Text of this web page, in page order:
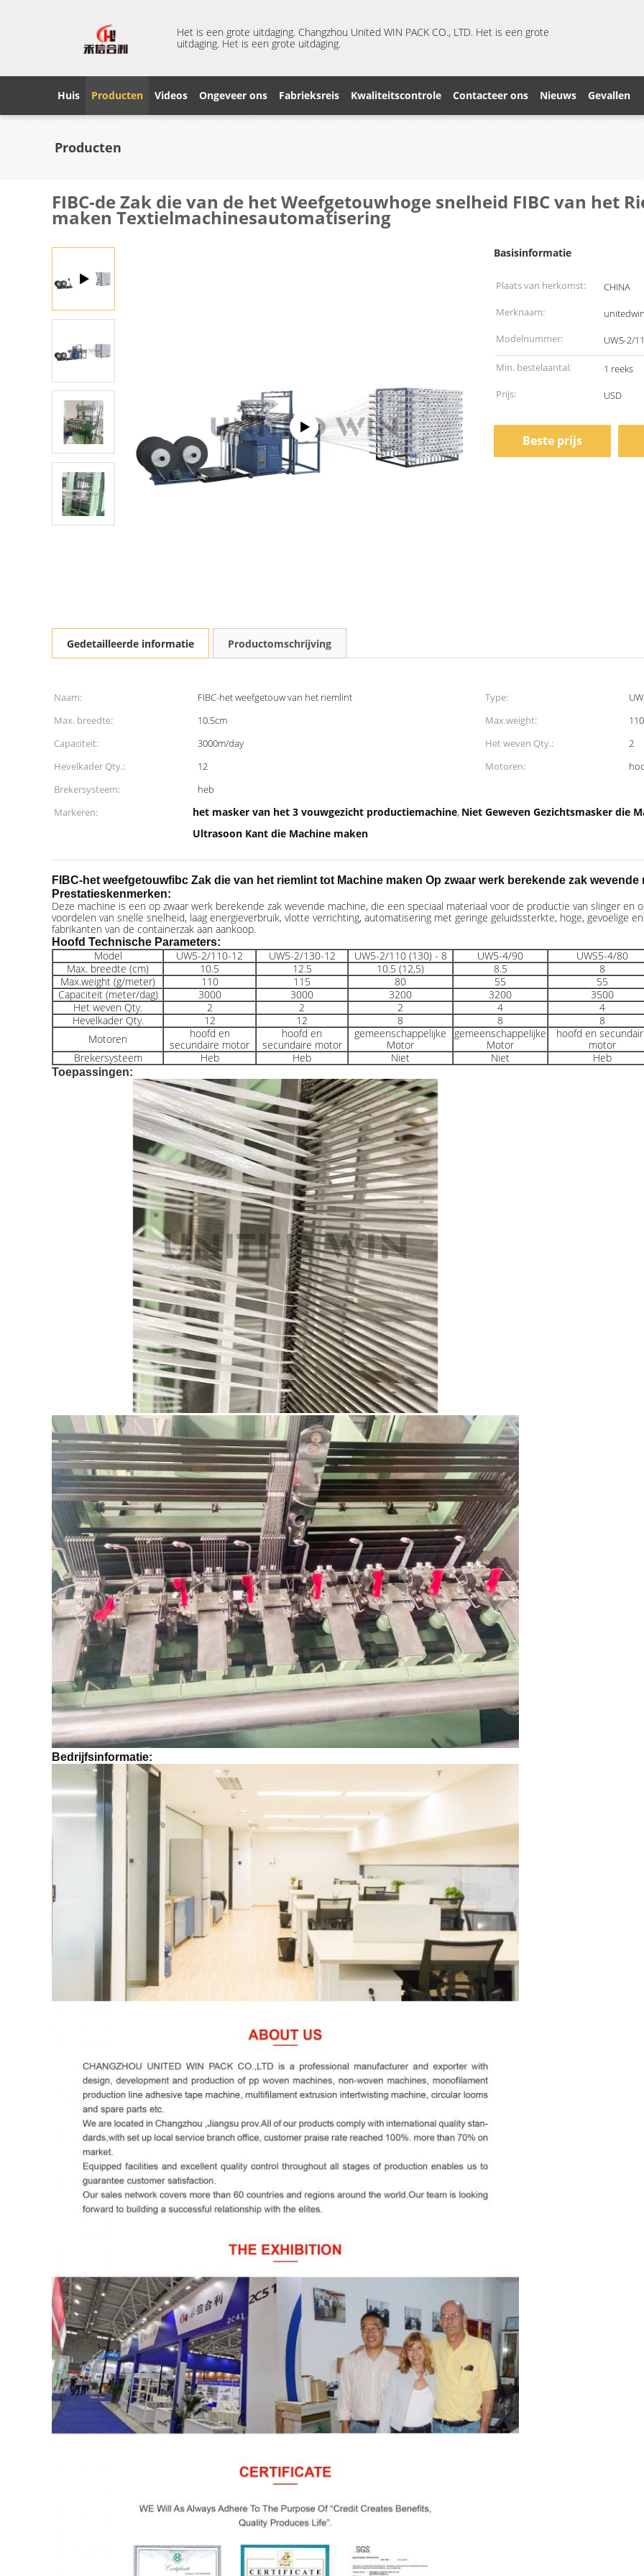
Het is een grote uitdaging. Changzhou United WIN PACK CO., LTD. Het is een grote
uitdaging. Het is een grote uitdaging.
Huis Producten Videos Ongeveer ons Fabrieksreis Kwaliteitscontrole Contacteer ons Nieuws Gevallen
Producten
FIBC-de Zak die van de het Weefgetouwhoge snelheid FIBC van het
maken Textielmachinesautomatisering
Basisinformatie
Plaats van herkomst:
CHINA
Merknaam:
Modelnummer:
UW5-2/
Min. bestelaantal:
1 reeks
Prijs:
USD
Beste prijs
Gedetailleerde informatie Productomschrijving
Naam: FIBC-het weefgetouw van het riemlint Type:
Max. breedte:
10.5cm Max.weight:
Capaciteit:
3000m/day Het weven Qty.:
2
Hevelkader Qty.:
12 Motoren:
Brekersysteem:
heb
Markeren:
het masker van het 3 vouwgezicht productiemachine, Niet Geweven Gezichtsmasker die
Ultrasoon Kant die Machine maken
FIBC-het weefgetouwfibc Zak die van het riemlint tot Machine maken Op zwaar werk berekende zak wevende
Prestatieskenmerken:
Deze machine is een op zwaar werk berekende zak wevende machine, die een speciaal materiaal voor de productie van slinger
voordelen van snelle snelheid, laag energieverbruik, vlotte verrichting, automatisering met geringe geluidssterkte, hoge, gevoelige
fabrikanten van de containerzak aan aankoop.
Hoofd Technische Parameters:
Model UW5-2/110-12 UW5-2/130-12 UW5-2/110 (130) - 8 UW5-4/90
UWS5-4/80
Max. breedte (cm)
10.5 12.5 10.5 (12,5) 8.5
8
Max.weight (g/meter)
110 115 80 55
55
Capaciteit (meter/dag)
3000 3000 3200 3200
3500
Het weven Qty.
2 2 2 4
4
Hevelkader Qty.
12 12 8 8
8
Motoren
hoofd en
secundaire motor
hoofd en
secundaire motor
gemeenschappelijke
Motor
gemeenschappelijke
Motor
hoofd en
motor
Brekersysteem
Heb Heb Niet Niet Heb
Toepassingen:
Bedrijfsinformatie: